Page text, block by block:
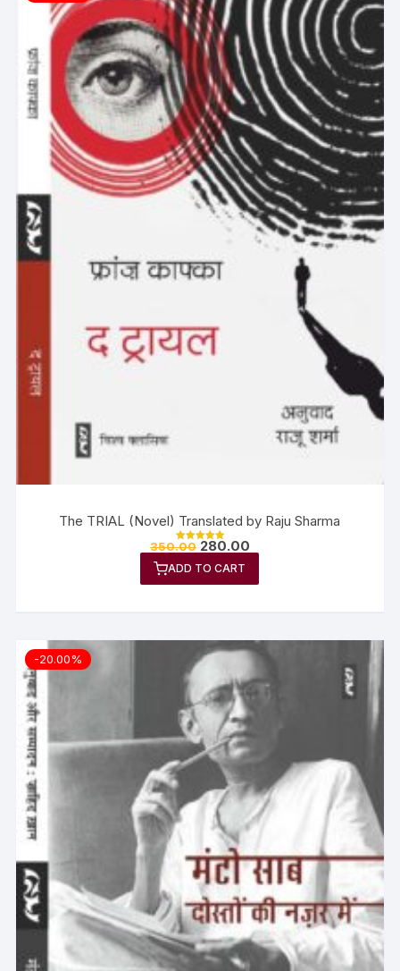
The TRIAL (Novel) Translated by Raju Sharma
Rated
out of 5
350.00 280.00
ADD TO CART
-20.00%